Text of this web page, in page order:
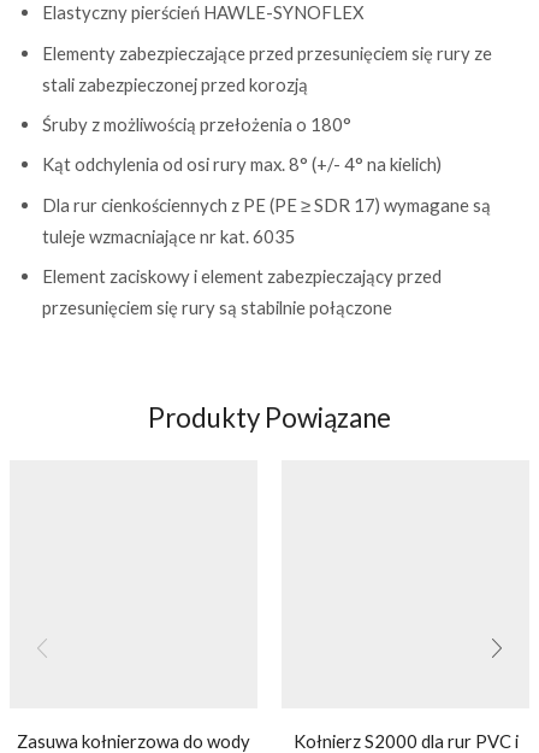
Elastyczny pierścień HAWLE-SYNOFLEX
Elementy zabezpieczające przed przesunięciem się rury ze
stali zabezpieczonej przed korozją
Śruby z możliwością przełożenia o 180°
Kąt odchylenia od osi rury max. 8° (+/- 4° na kielich)
Dla rur cienkościennych z PE (PE ≥ SDR 17) wymagane są
tuleje wzmacniające nr kat. 6035
Element zaciskowy i element zabezpieczający przed
przesunięciem się rury są stabilnie połączone
Produkty Powiązane
Zasuwa kołnierzowa do wody
Kołnierz S2000 dla rur PVC i